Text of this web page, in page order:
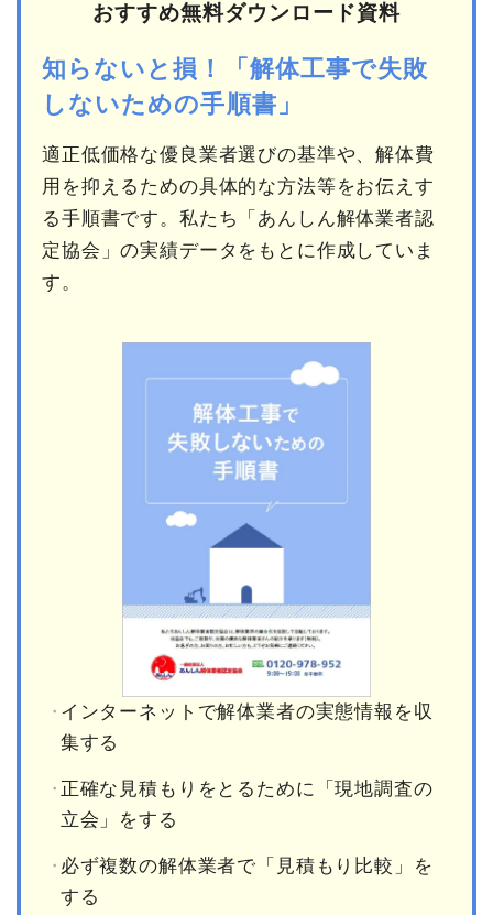
おすすめ無料ダウンロード資料
知らないと損！「解体工事で失敗
しないための手順書」
適正低価格な優良業者選びの基準や、解体費
用を抑えるための具体的な方法等をお伝えす
る手順書です。私たち「あんしん解体業者認
定協会」の実績データをもとに作成していま
す。
インターネットで解体業者の実態情報を収
集する
正確な見積もりをとるために「現地調査の
立会」をする
必ず複数の解体業者で「見積もり比較」を
する